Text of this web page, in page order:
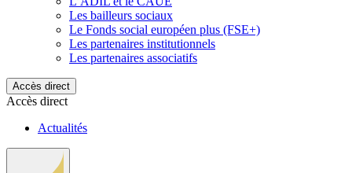
Les bailleurs sociaux
Le Fonds social européen plus (FSE+)
Les partenaires institutionnels
Les partenaires associatifs
Accès direct
Accès direct
Actualités